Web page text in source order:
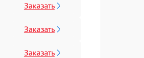
Заказать
Заказать
Заказать